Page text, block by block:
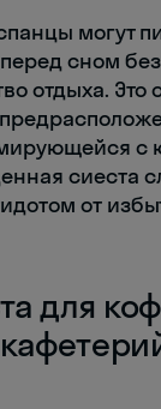
могут
сном
отдыха. Это
с
сиеста
от
для